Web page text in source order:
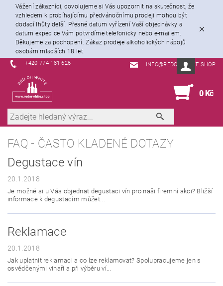
Vážení zákazníci, dovolujeme si Vás upozornit na skutečnost, že
vzhledem k probíhajícímu předvánočnímu prodeji mohou být
dodací lhůty delší. Přesné datum vyřízení Vaší objednávky a
datum expedice Vám potvrdíme telefonicky nebo e-mailem.
Děkujeme za pochopení. Zákaz prodeje alkoholických nápojů
osobám mladších 18 let.
+420 774 181 626 INFO@REDORWHITE.SHOP
0 Kč
FAQ - ČASTO KLADENÉ DOTAZY
Degustace vín
20.1.2018
Je možné si u Vás objednat degustaci vín pro naši firemní akci? Bližší
informace k degustacím můžet...
Reklamace
20.1.2018
Jak uplatnit reklamaci a co lze reklamovat? Spolupracujeme jen s
osvědčenými vinaři a při výběru ví...